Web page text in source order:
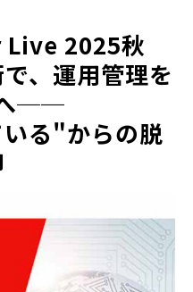
いて
役立ち資料
別で探す
賛ウェビナー
/ブログ
ー募集
2025秋
、運用管理を
──
る"からの脱